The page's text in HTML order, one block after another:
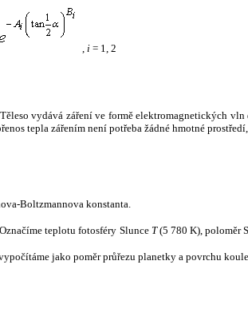
, i = 1, 2
vydává záření ve formě elektromagnetických
tepla zářením není potřeba žádné hmotné
Boltzmannova konstanta.
teplotu fotosféry Slunce T(5 780 K), poloměr
jako poměr průřezu planetky a povrchu